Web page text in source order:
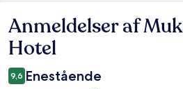
Anmeldelser
Anmeldelser af
Hotel
9,6 Enestående